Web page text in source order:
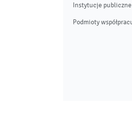
Instytucje publiczne
Podmioty